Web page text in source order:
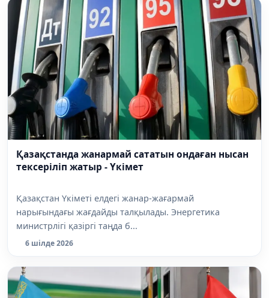
Қазақстанда жанармай сататын ондаған нысан
тексеріліп жатыр - Үкімет
Қазақстан Үкіметі елдегі жанар-жағармай
нарығындағы жағдайды талқылады. Энергетика
министрлігі қазіргі таңда б...
6 шілде 2026